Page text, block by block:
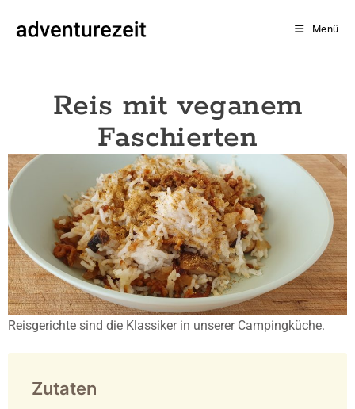
Menü
Reis mit veganem
Faschierten
Reisgerichte sind die Klassiker in unserer Campingküche.
Zutaten